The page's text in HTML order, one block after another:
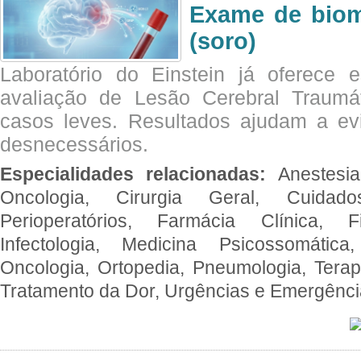
Exame de
(soro)
Laboratório do Einstein já oferece
avaliação de Lesão Cerebral
casos leves. Resultados ajudam a
desnecessários.
Especialidades relacionadas:
Oncologia, Cirurgia Geral,
Perioperatórios, Farmácia Clínica,
Infectologia, Medicina
Oncologia, Ortopedia, Pneumologia,
Tratamento da Dor, Urgências e